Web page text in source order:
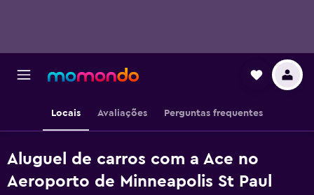
Locais Avaliações Perguntas frequentes
Aluguel de carros com a Ace no
Aeroporto de Minneapolis St Paul